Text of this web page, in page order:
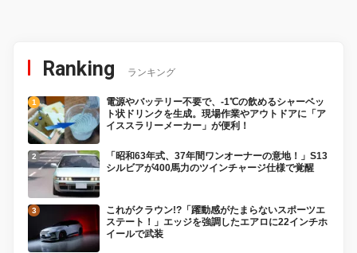
Ranking ランキング
電源やバッテリー不要で、-1℃の飲めるシャーベッ
ト状ドリンクを生成。現場作業やアウトドアに「ア
イススラリーメーカー」が便利！
「昭和63年式、37年間ワンオーナーの意地！」S13
シルビアが400馬力のツインチャージ仕様で覚醒
これがクラウン!?「躍動感がたまらないスポーツエ
ステート！」エッジを強調したエアロに22インチホ
イールで武装